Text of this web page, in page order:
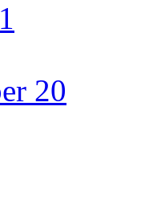
20